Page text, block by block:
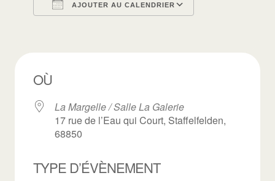
AJOUTER AU CALENDRIER
OÙ
La Margelle / Salle La Galerie
17 rue de l’Eau qui Court, Staffelfelden,
68850
TYPE D’ÉVÈNEMENT